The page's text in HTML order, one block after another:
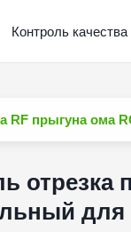
Контроль качества
RF прыгуна ома
для